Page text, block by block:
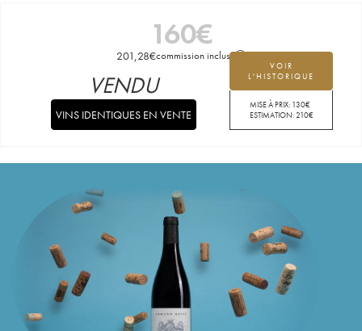
160€
201,28€commission incluse
VOIR
L'HISTORIQUE
MISE À PRIX: 130€
ESTIMATION:210€
VENDU
VINS IDENTIQUES EN VENTE